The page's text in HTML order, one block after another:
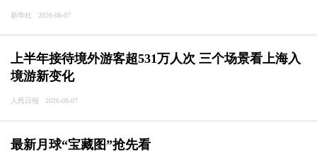
新华社 2026-08-07
上半年接待境外游客超531万人次 三个场景看上海入
境游新变化
人民日报 2026-08-07
最新月球“宝藏图”抢先看